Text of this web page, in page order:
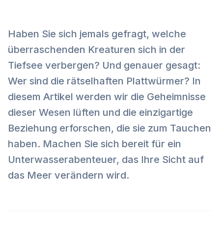
Haben Sie sich jemals gefragt, welche
überraschenden Kreaturen sich in der
Tiefsee verbergen? Und genauer gesagt:
Wer sind die rätselhaften Plattwürmer? In
diesem Artikel werden wir die Geheimnisse
dieser Wesen lüften und die einzigartige
Beziehung erforschen, die sie zum Tauchen
haben. Machen Sie sich bereit für ein
Unterwasserabenteuer, das Ihre Sicht auf
das Meer verändern wird.